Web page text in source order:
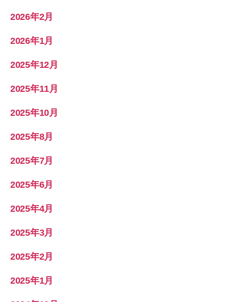
2026年2月
2026年1月
2025年12月
2025年11月
2025年10月
2025年8月
2025年7月
2025年6月
2025年4月
2025年3月
2025年2月
2025年1月